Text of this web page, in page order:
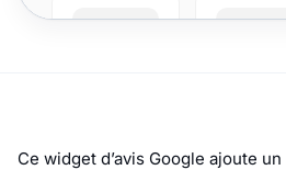
Ce widget d’avis Google ajoute